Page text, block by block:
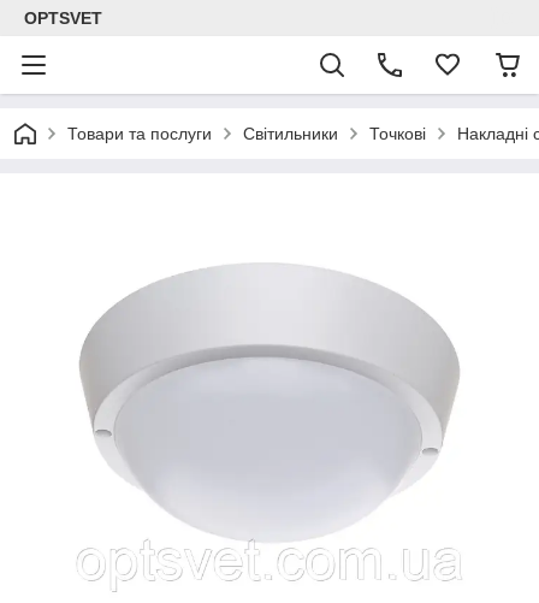
OPTSVET
Товари та послуги Світильники Точкові Накладні